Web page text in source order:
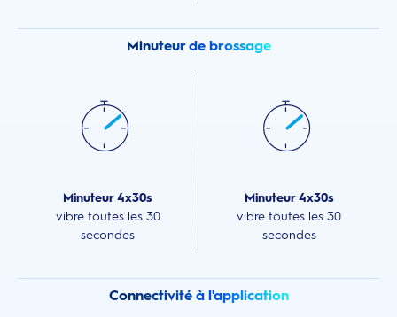
Minuteur de brossage
Minuteur 4x30s
vibre toutes les 30
secondes
Minuteur 4x30s
vibre toutes les 30
secondes
Connectivité à l'application